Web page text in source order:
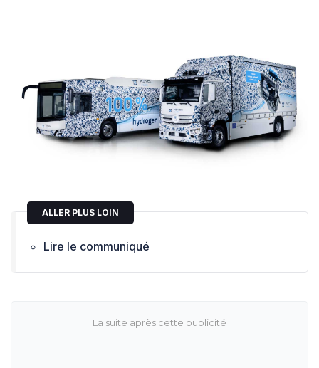
ALLER PLUS LOIN
Lire le communiqué